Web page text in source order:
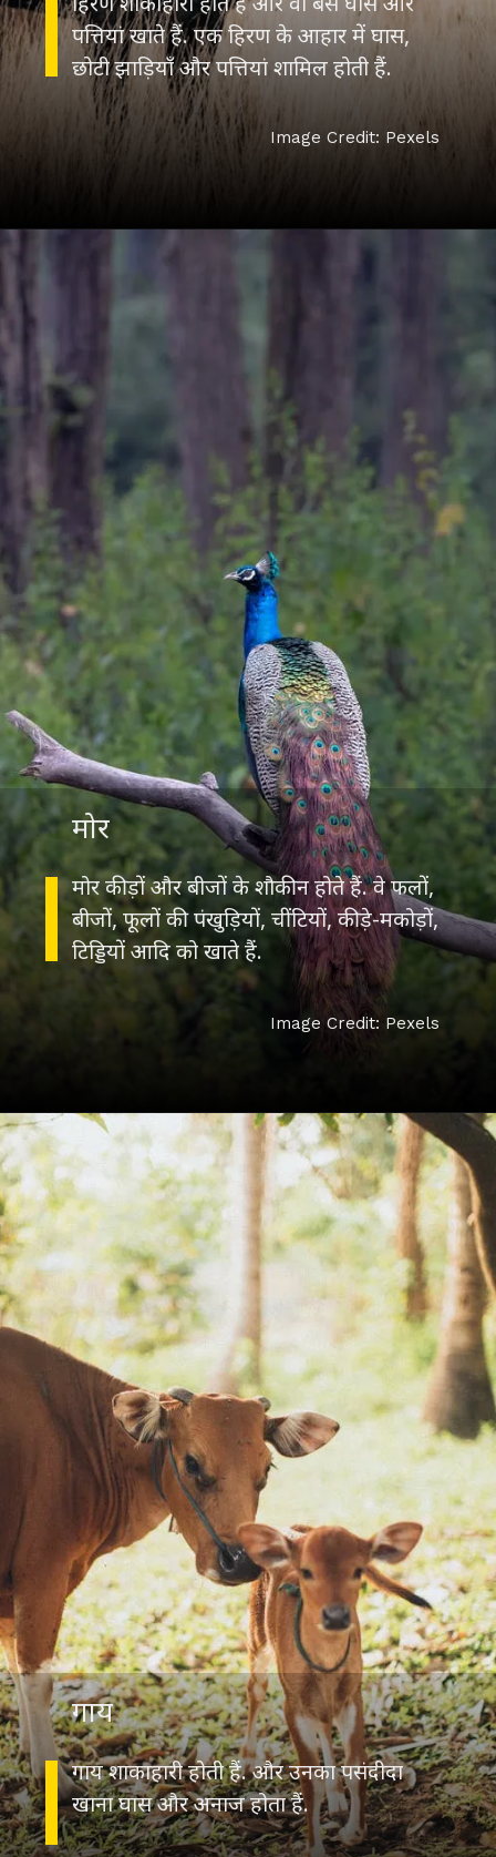
पत्तियां खाते हैं. एक हिरण के आहार में घास,
छोटी झाड़ियाँ और पत्तियां शामिल होती हैं.
Image Credit: Pexels
मोर कीड़ों और बीजों के शौकीन होते हैं. वे फलों,
बीजों, फूलों की पंखुड़ियों, चींटियों, कीड़े-मकोड़ों,
टिड्डियों आदि को खाते हैं.
मोर
Image Credit: Pexels
गाय शाकाहारी होती हैं. और उनका पसंदीदा
खाना घास और अनाज होता हैं.
गाय